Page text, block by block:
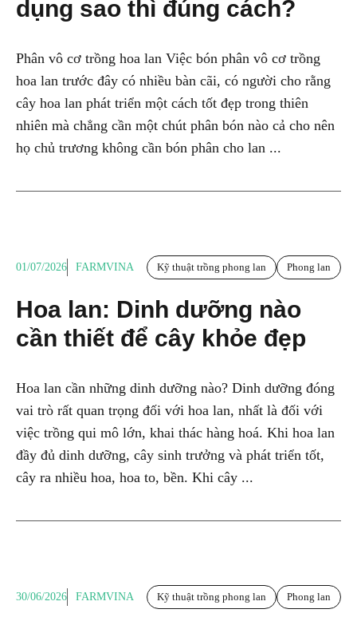
dụng sao thì đúng cách?
Phân vô cơ trồng hoa lan Việc bón phân vô cơ trồng
hoa lan trước đây có nhiều bàn cãi, có người cho rằng
cây hoa lan phát triển một cách tốt đẹp trong thiên
nhiên mà chẳng cần một chút phân bón nào cả cho nên
họ chủ trương không cần bón phân cho lan ...
01/07/2026 FARMVINA Kỹ thuật trồng phong lan Phong lan
Hoa lan: Dinh dưỡng nào
cần thiết để cây khỏe đẹp
Hoa lan cần những dinh dưỡng nào? Dinh dưỡng đóng
vai trò rất quan trọng đối với hoa lan, nhất là đối với
việc trồng qui mô lớn, khai thác hàng hoá. Khi hoa lan
đầy đủ dinh dưỡng, cây sinh trưởng và phát triển tốt,
cây ra nhiều hoa, hoa to, bền. Khi cây ...
30/06/2026 FARMVINA Kỹ thuật trồng phong lan Phong lan